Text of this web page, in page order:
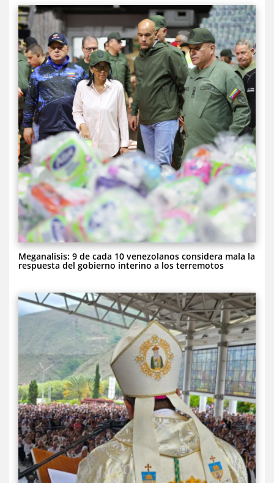
Meganalisis: 9 de cada 10 venezolanos considera mala la
respuesta del gobierno interino a los terremotos